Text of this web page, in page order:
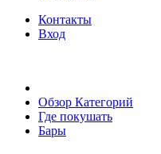
Контакты
Вход
Обзор Категорий
Где покушать
Бары